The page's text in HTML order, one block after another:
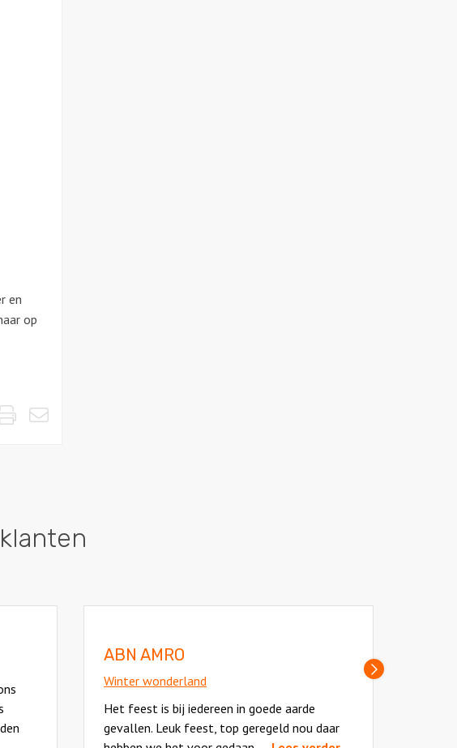
en
op
Email
Print
ABN AMRO
Winter wonderland
Het feest is bij iedereen in goede aarde
gevallen. Leuk feest, top geregeld nou daar
Volgende
slide